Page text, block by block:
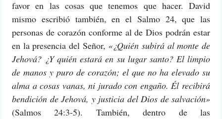
favor en las cosas que tenemos que hacer. David
mismo escribió también, en el Salmo 24, que las
personas de corazón conforme al de Dios podrán estar
en la presencia del Señor, «¿Quién subirá al monte de
Jehová? ¿Y quién estará en su lugar santo? El limpio
de manos y puro de corazón; el que no ha elevado su
alma a cosas vanas, ni jurado con engaño. Él recibirá
bendición de Jehová, y justicia del Dios de salvación»
(Salmos 24:3-5). También, dentro de las